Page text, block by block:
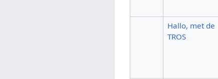
Hallo, met de
TROS